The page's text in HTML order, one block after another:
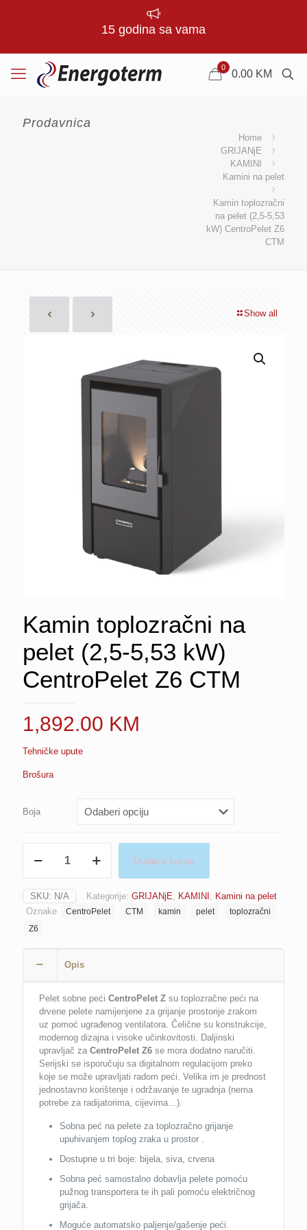
15 godina sa vama
0
0.00 KM
Prodavnica
Home
GRIJANjE
KAMINI
Kamini na pelet
Kamin toplozračni
na pelet (2,5-5,53
kW) CentroPelet Z6
CTM
Show all
Kamin toplozračni na
pelet (2,5-5,53 kW)
CentroPelet Z6 CTM
1,892.00 KM
Tehničke upute
Brošura
Boja
toplozračni
pelet
(2,5-
5,53
kW)
CTM
Dodaj u korpu
SKU: N/A Kategorije: GRIJANjE, KAMINI , Kamini na pelet
Oznake
CentroPelet CTM kamin pelet
toplozračni
Z6
Opis
Pelet sobne pećiCentroPelet Z su toplozračne peći na
drvene pelete namijenjene za grijanje prostorije zrakom
uz pomoć ugrađenog ventilatora. Čelične su konstrukcije,
modernog dizajna i visoke učinkovitosti. Daljinski
upravljač zaCentroPelet Z6 se mora dodatno naručiti.
Serijski se isporučuju sa digitalnom regulacijom preko
koje se može upravljati radom peći. Velika im je prednost
jednostavno korištenje i održavanje te ugradnja (nema
potrebe za radijatorima, cijevima…).
Sobna peć na pelete za toplozračno grijanje
upuhivanjem toplog zraka u prostor .
Dostupne u tri boje: bijela, siva, crvena
Sobna peć samostalno dobavlja pelete pomoću
pužnog transportera te ih pali pomoću električnog
grijača.
Moguće automatsko paljenje/gašenje peći.